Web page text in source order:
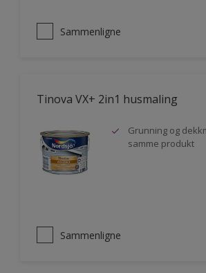
Sammenligne
Tinova VX+ 2in1 husmaling
Grunning og
samme produkt
Sammenligne